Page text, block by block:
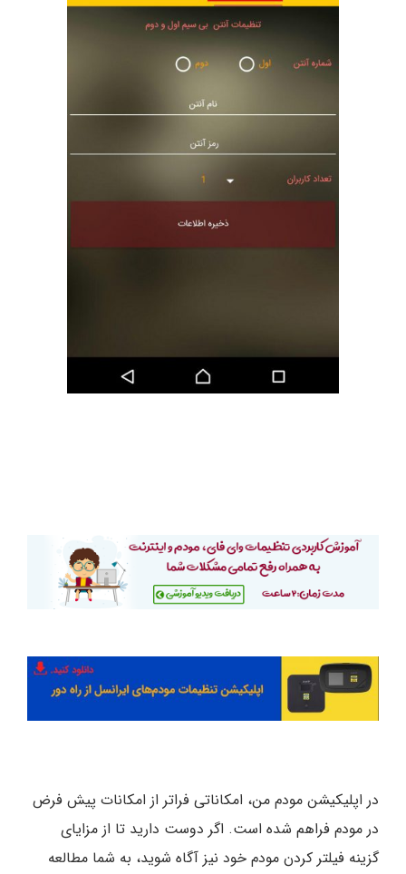
در اپلیکیشن مودم من، امکاناتی فراتر از امکانات پیش فرض
در مودم فراهم شده است. اگر دوست دارید تا از مزایای
گزینه فیلتر کردن مودم خود نیز آگاه شوید، به شما مطالعه